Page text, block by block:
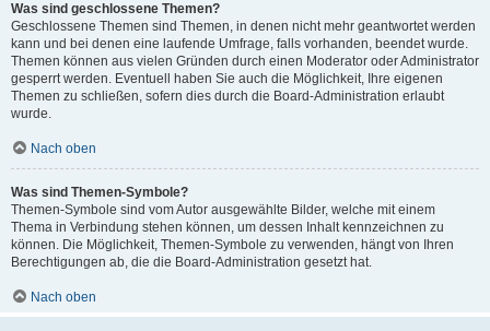
Was sind geschlossene Themen?
Geschlossene Themen sind Themen, in denen nicht mehr geantwortet werden
kann und bei denen eine laufende Umfrage, falls vorhanden, beendet wurde.
Themen können aus vielen Gründen durch einen Moderator oder Administrator
gesperrt werden. Eventuell haben Sie auch die Möglichkeit, Ihre eigenen
Themen zu schließen, sofern dies durch die Board-Administration erlaubt
wurde.
Nach oben
Was sind Themen-Symbole?
Themen-Symbole sind vom Autor ausgewählte Bilder, welche mit einem
Thema in Verbindung stehen können, um dessen Inhalt kennzeichnen zu
können. Die Möglichkeit, Themen-Symbole zu verwenden, hängt von Ihren
Berechtigungen ab, die die Board-Administration gesetzt hat.
Nach oben